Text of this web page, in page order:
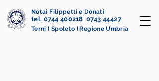
Notai Filippetti e Donati
tel. 0744 400218 0743 44427
Terni I Spoleto I Regione Umbria